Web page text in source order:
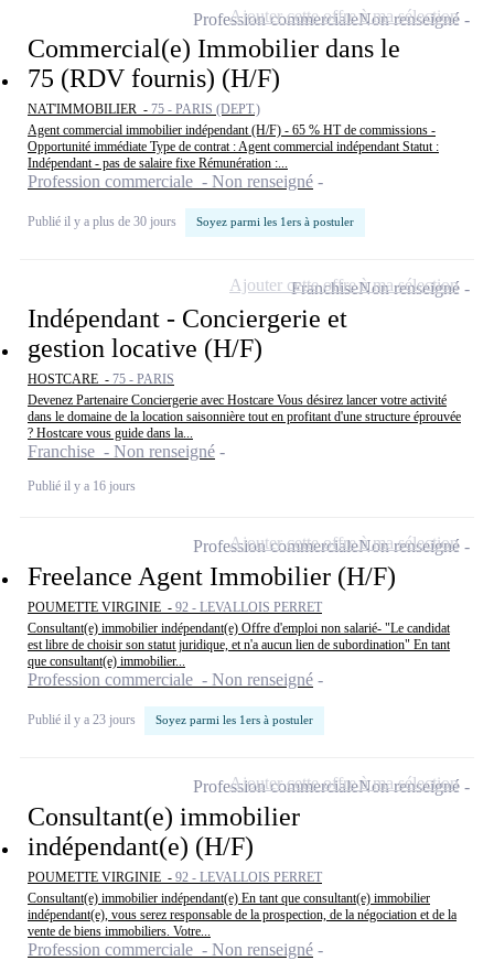
Commercial(e) Immobilier dans le
75 (RDV fournis) (H/F)
NAT'IMMOBILIER - 75 - PARIS (DEPT.)
Agent commercial immobilier indépendant (H/F) - 65 % HT de commissions -
Opportunité immédiate Type de contrat : Agent commercial indépendant Statut :
Indépendant - pas de salaire fixe Rémunération :...
Profession commerciale - Non renseigné
Publié il y a plus de 30 jours Soyez parmi les 1ers à postuler
Profession commercialeNon renseigné
Ajouter cette offre à ma sélection
Indépendant - Conciergerie et
gestion locative (H/F)
HOSTCARE - 75 - PARIS
Devenez Partenaire Conciergerie avec Hostcare Vous désirez lancer votre activité
dans le domaine de la location saisonnière tout en profitant d'une structure éprouvée
? Hostcare vous guide dans la...
Franchise - Non renseigné
Publié il y a 16 jours
FranchiseNon renseigné
Ajouter cette offre à ma sélection
Freelance Agent Immobilier (H/F)
POUMETTE VIRGINIE - 92 - LEVALLOIS PERRET
Consultant(e) immobilier indépendant(e) Offre d'emploi non salarié- "Le candidat
est libre de choisir son statut juridique, et n'a aucun lien de subordination" En tant
que consultant(e) immobilier...
Profession commerciale - Non renseigné
Publié il y a 23 jours Soyez parmi les 1ers à postuler
Profession commercialeNon renseigné
Ajouter cette offre à ma sélection
Consultant(e) immobilier
indépendant(e) (H/F)
POUMETTE VIRGINIE - 92 - LEVALLOIS PERRET
Consultant(e) immobilier indépendant(e) En tant que consultant(e) immobilier
indépendant(e), vous serez responsable de la prospection, de la négociation et de la
vente de biens immobiliers. Votre...
Profession commerciale - Non renseigné
Profession commercialeNon renseigné
Ajouter cette offre à ma sélection